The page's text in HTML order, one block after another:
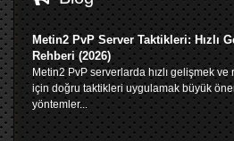
Metin2 PvP Server Taktikleri: Hızlı
Rehberi (2026)
Metin2 PvP serverlarda hızlı gelişmek
için doğru taktikleri uygulamak büyük
yöntemler...